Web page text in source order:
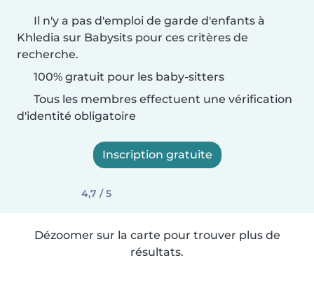
Il n'y a pas d'emploi de garde d'enfants à
Khledia sur Babysits pour ces critères de
recherche.
100% gratuit pour les baby-sitters
Tous les membres effectuent une vérification
d'identité obligatoire
Inscription gratuite
4,7 / 5
Dézoomer sur la carte pour trouver plus de
résultats.